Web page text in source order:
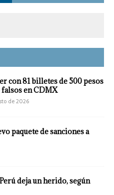
con 81 billetes de 500 pesos
en CDMX
de 2026
paquete de sanciones a
deja un herido, según